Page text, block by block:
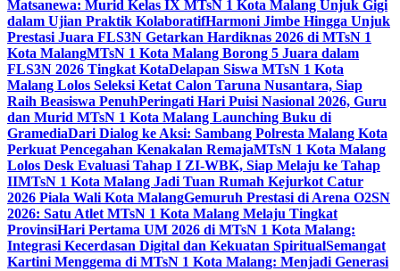
Matsanewa: Murid Kelas IX MTsN 1 Kota Malang Unjuk Gigi
dalam Ujian Praktik KolaboratifHarmoni Jimbe Hingga Unjuk
Prestasi Juara FLS3N Getarkan Hardiknas 2026 di MTsN 1
Kota MalangMTsN 1 Kota Malang Borong 5 Juara dalam
FLS3N 2026 Tingkat KotaDelapan Siswa MTsN 1 Kota
Malang Lolos Seleksi Ketat Calon Taruna Nusantara, Siap
Raih Beasiswa PenuhPeringati Hari Puisi Nasional 2026, Guru
dan Murid MTsN 1 Kota Malang Launching Buku di
GramediaDari Dialog ke Aksi: Sambang Polresta Malang Kota
Perkuat Pencegahan Kenakalan RemajaMTsN 1 Kota Malang
Lolos Desk Evaluasi Tahap I ZI-WBK, Siap Melaju ke Tahap
IIMTsN 1 Kota Malang Jadi Tuan Rumah Kejurkot Catur
2026 Piala Wali Kota MalangGemuruh Prestasi di Arena O2SN
2026: Satu Atlet MTsN 1 Kota Malang Melaju Tingkat
ProvinsiHari Pertama UM 2026 di MTsN 1 Kota Malang:
Integrasi Kecerdasan Digital dan Kekuatan SpiritualSemangat
Kartini Menggema di MTsN 1 Kota Malang: Menjadi Generasi